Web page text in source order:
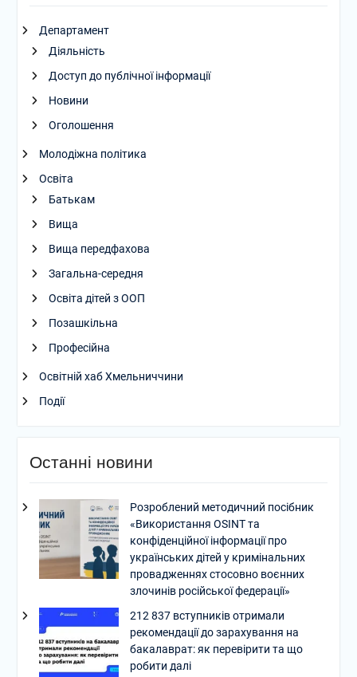
Департамент
Діяльність
Доступ до публічної інформації
Новини
Оголошення
Молодіжна політика
Освіта
Батькам
Вища
Вища передфахова
Загальна-середня
Освіта дітей з ООП
Позашкільна
Професійна
Освітній хаб Хмельниччини
Події
Останні новини
Розроблений методичний посібник
«Використання OSINT та
конфіденційної інформації про
українських дітей у кримінальних
провадженнях стосовно воєнних
злочинів російської федерації»
212 837 вступників отримали
рекомендації до зарахування на
бакалаврат: як перевірити та що
робити далі